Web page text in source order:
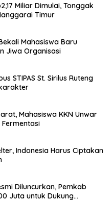
Miliar Dimulai, Tonggak
Timur
Mahasiswa Baru
Jiwa Organisasi
STIPAS St. Sirilus Ruteng
Mahasiswa KKN Unwar
Indonesia Harus Ciptakan
Diluncurkan, Pemkab
Juta untuk Dukung